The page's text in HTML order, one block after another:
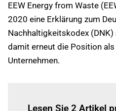
EEW Energy from Waste
2020 eine Erklärung zum
Nachhaltigkeitskodex
damit erneut die Position
Unternehmen.
Lesen Sie 2 Artikel